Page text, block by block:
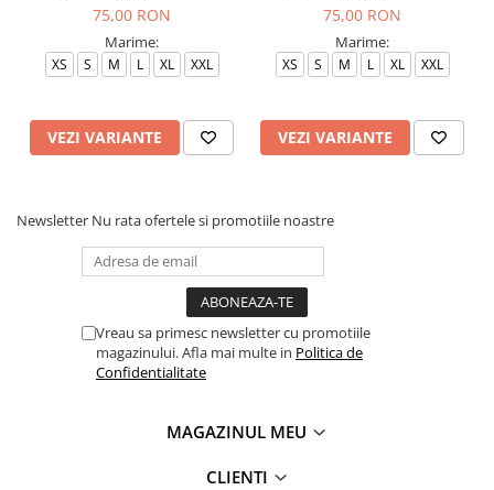
75,00 RON
Marime:
XS S M L XL XXL
VEZI VARIANTE
75,00 RON
Marime:
XS S M L XL XXL
VEZI VARIANTE
Newsletter Nu rata ofertele si promotiile noastre
Vreau sa primesc newsletter cu promotiile
magazinului. Afla mai multe in Politica de
Confidentialitate
MAGAZINUL MEU
CLIENTI